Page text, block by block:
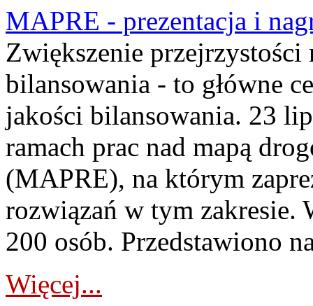
MAPRE - prezentacja i
Zwiększenie
bilansowania - to główne
jakości bilansowania. 23
ramach prac nad mapą
(MAPRE), na którym
rozwiązań w tym zakresie.
200 osób. Przedstawiono
Więcej...